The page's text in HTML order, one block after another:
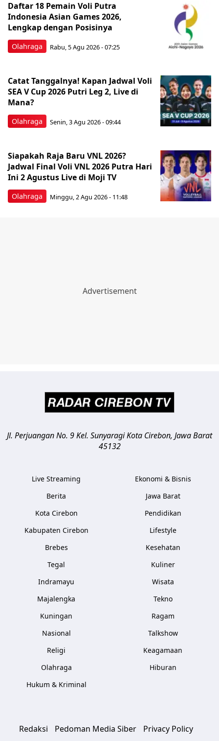
Olahraga
Daftar 18 Pemain Voli Putra
Indonesia Asian Games 2026,
Lengkap dengan Posisinya
Rabu, 5 Agu 2026 - 07:25
Olahraga
Catat Tanggalnya! Kapan Jadwal Voli
SEA V Cup 2026 Putri Leg 2, Live di
Mana?
Senin, 3 Agu 2026 - 09:44
Olahraga
Siapakah Raja Baru VNL 2026?
Jadwal Final Voli VNL 2026 Putra Hari
Ini 2 Agustus Live di Moji TV
Minggu, 2 Agu 2026 - 11:48
Jl. Perjuangan No. 9 Kel. SunyaragiKota Cirebon, Jawa Barat
45132
Live Streaming
Berita
Kota Cirebon
Kabupaten Cirebon
Brebes
Tegal
Indramayu
Majalengka
Kuningan
Nasional
Religi
Olahraga
Hukum & Kriminal
Ekonomi & Bisnis
Jawa Barat
Pendidikan
Lifestyle
Kesehatan
Kuliner
Wisata
Tekno
Ragam
Talkshow
Keagamaan
Hiburan
Redaksi Pedoman Media Siber Privacy Policy